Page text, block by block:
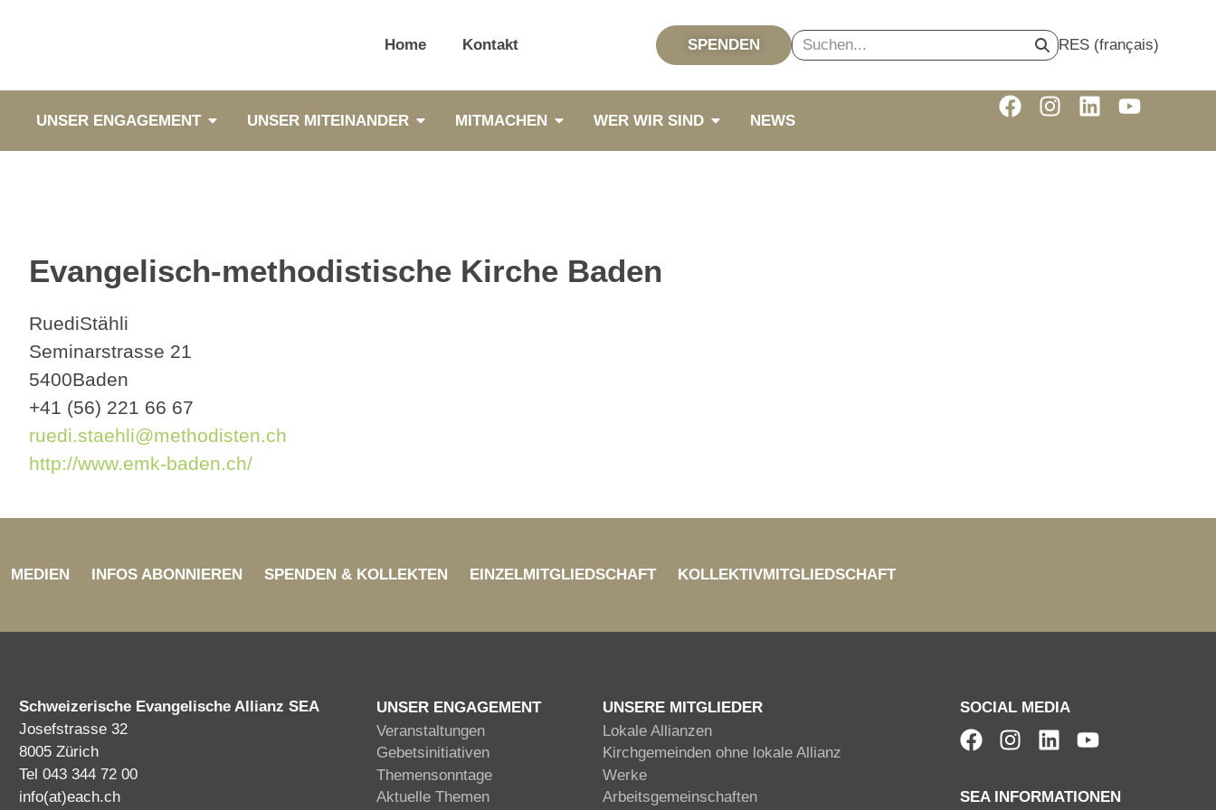
Home Kontakt SPENDEN RES (français)
UNSER ENGAGEMENT UNSER MITEINANDER MITMACHEN WER WIR SIND NEWS
Evangelisch-methodistische Kirche Baden
RuediStähli
Seminarstrasse 21
5400Baden
+41 (56) 221 66 67
ruedi.staehli@methodisten.ch
http://www.emk-baden.ch/
MEDIEN INFOS ABONNIEREN SPENDEN & KOLLEKTEN EINZELMITGLIEDSCHAFT KOLLEKTIVMITGLIEDSCHAFT
Schweizerische Evangelische Allianz SEA
Josefstrasse 32
8005 Zürich
Tel 043 344 72 00
info(at)each.ch
UNSER ENGAGEMENT
Veranstaltungen
Gebetsinitiativen
Themensonntage
Aktuelle Themen
UNSERE MITGLIEDER
Lokale Allianzen
Kirchgemeinden ohne lokale Allianz
Werke
Arbeitsgemeinschaften
SOCIAL MEDIA
SEA INFORMATIONEN